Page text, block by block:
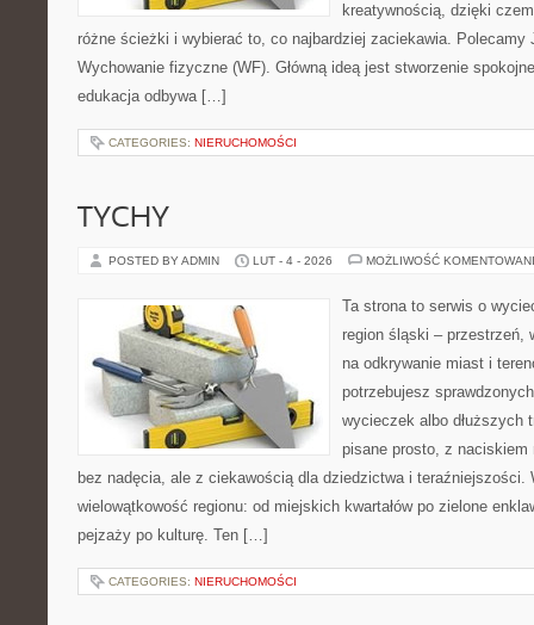
kreatywnością, dzięki
różne ścieżki i wybierać to, co najbardziej zaciekawia. Polecamy
Wychowanie fizyczne (WF). Główną ideą jest stworzenie
edukacja odbywa […]
CATEGORIES: NIERUCHOMOŚCI
TYCHY
POSTED BY ADMIN LUT - 4 - 2026 MOŻLIWOŚĆ
Ta strona to serwis o
region śląski – przestrzeń,
na odkrywanie miast i
potrzebujesz
wycieczek albo dłuższych
pisane prosto, z
bez nadęcia, ale z ciekawością dla dziedzictwa i teraźniejszości.
wielowątkowość regionu: od miejskich kwartałów po zielone
pejzaży po kulturę. Ten […]
CATEGORIES: NIERUCHOMOŚCI